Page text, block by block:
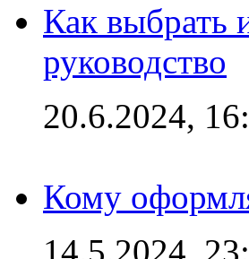
Как выбрать
руководство
20.6.2024,
Кому
14.5.2024,